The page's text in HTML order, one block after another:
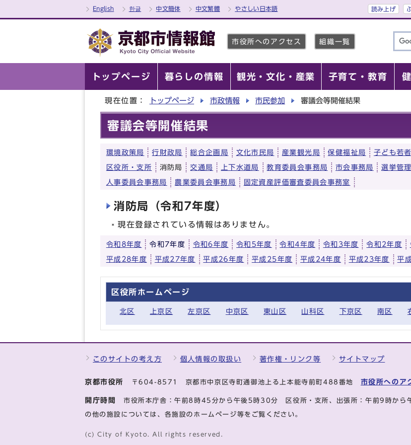
English 한글 中文簡体 中文繁體 やさしい日本語 読み上げ
市役所へのアクセス 組織一覧
トップページ 暮らしの情報 観光・文化・産業 子育て・教育
現在位置： トップページ 市政情報 市民参加 審議会等開催結果
審議会等開催結果
環境政策局 行財政局 総合企画局 文化市民局 産業観光局 保健福祉局 子ども若
区役所・支所 消防局 交通局 上下水道局 教育委員会事務局 市会事務局 選挙管
人事委員会事務局 農業委員会事務局 固定資産評価審査委員会事務室
消防局（令和7年度）
現在登録されている情報はありません。
令和8年度 令和7年度 令和6年度 令和5年度 令和4年度 令和3年度 令和2年度
平成28年度 平成27年度 平成26年度 平成25年度 平成24年度 平成23年度 平
区役所ホームページ
北区 上京区 左京区 中京区 東山区 山科区 下京区 南区
このサイトの考え方 個人情報の取扱い 著作権・リンク等 サイトマップ
京都市役所 〒604-8571 京都市中京区寺町通御池上る上本能寺前町488番地 市役所へのア
開庁時間 市役所本庁舎：午前8時45分から午後5時30分 区役所・支所、出張所：午前9時か
の他の施設については、各施設のホームページ等をご覧ください。
(c) City of Kyoto. All rights reserved.